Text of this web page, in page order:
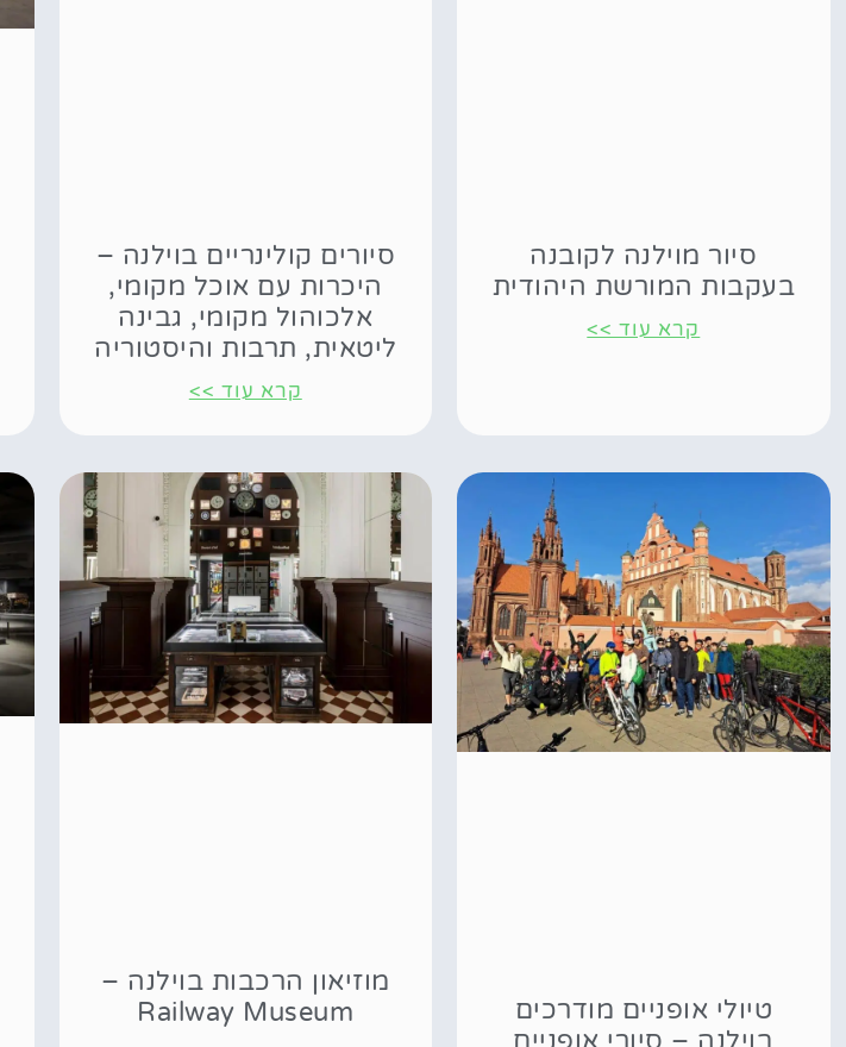
סיור מוילנה לקובנה
בעקבות המורשת היהודית
קרא עוד >>
סיורים קולינריים בוילנה –
היכרות עם אוכל מקומי,
אלכוהול מקומי, גבינה
ליטאית, תרבות והיסטוריה
קרא עוד >>
טיולי אופניים מודרכים
מוזיאון הרכבות בוילנה –
Railway Museum